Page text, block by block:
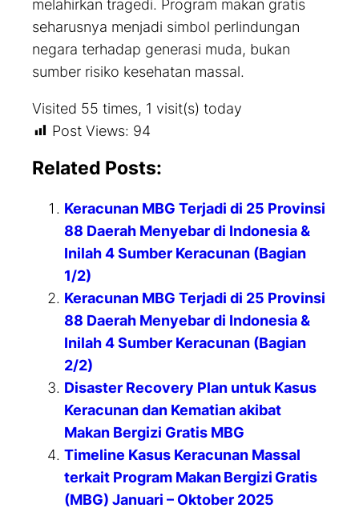
melahirkan tragedi. Program makan gratis
seharusnya menjadi simbol perlindungan
negara terhadap generasi muda, bukan
sumber risiko kesehatan massal.
Visited 55 times, 1 visit(s) today
Post Views: 94
Related Posts:
Keracunan MBG Terjadi di 25 Provinsi
88 Daerah Menyebar di Indonesia &
Inilah 4 Sumber Keracunan (Bagian
1/2)
Keracunan MBG Terjadi di 25 Provinsi
88 Daerah Menyebar di Indonesia &
Inilah 4 Sumber Keracunan (Bagian
2/2)
Disaster Recovery Plan untuk Kasus
Keracunan dan Kematian akibat
Makan Bergizi Gratis MBG
Timeline Kasus Keracunan Massal
terkait Program Makan Bergizi Gratis
(MBG) Januari – Oktober 2025